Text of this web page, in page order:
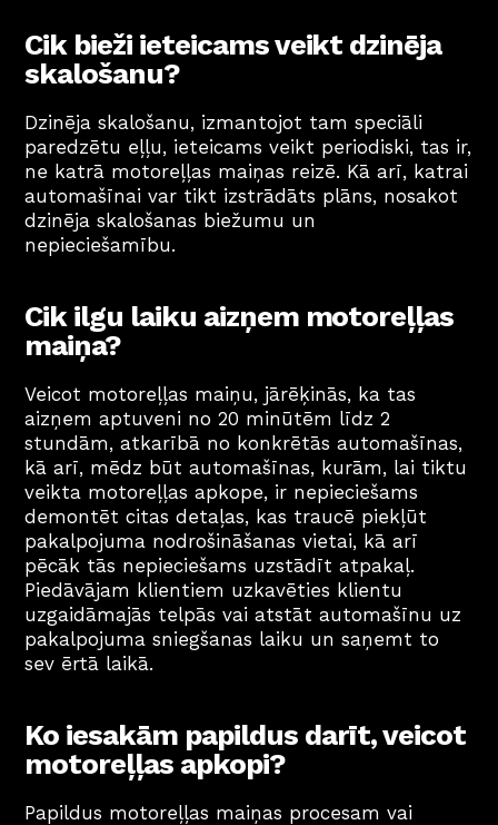
Cik bieži ieteicams veikt dzinēja
skalošanu?
Dzinēja skalošanu, izmantojot tam speciāli
paredzētu eļļu, ieteicams veikt periodiski, tas ir,
ne katrā motoreļļas maiņas reizē. Kā arī, katrai
automašīnai var tikt izstrādāts plāns, nosakot
dzinēja skalošanas biežumu un
nepieciešamību.
Cik ilgu laiku aizņem motoreļļas
maiņa?
Veicot motoreļļas maiņu, jārēķinās, ka tas
aizņem aptuveni no 20 minūtēm līdz 2
stundām, atkarībā no konkrētās automašīnas,
kā arī, mēdz būt automašīnas, kurām, lai tiktu
veikta motoreļļas apkope, ir nepieciešams
demontēt citas detaļas, kas traucē piekļūt
pakalpojuma nodrošināšanas vietai, kā arī
pēcāk tās nepieciešams uzstādīt atpakaļ.
Piedāvājam klientiem uzkavēties klientu
uzgaidāmajās telpās vai atstāt automašīnu uz
pakalpojuma sniegšanas laiku un saņemt to
sev ērtā laikā.
Ko iesakām papildus darīt, veicot
motoreļļas apkopi?
Papildus motoreļļas maiņas procesam vai